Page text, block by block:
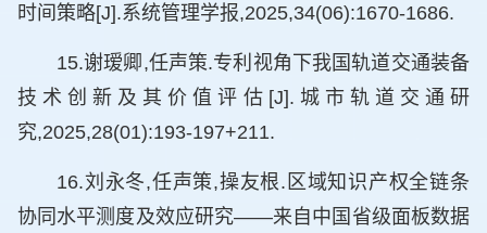
时间策略[J].系统管理学报,2025,34(06):1670-1686.
15.谢瑷卿,任声策.专利视角下我国轨道交通装备
技术创新及其价值评估[J].城市轨道交通研
究,2025,28(01):193-197+211.
16.刘永冬,任声策,操友根.区域知识产权全链条
协同水平测度及效应研究——来自中国省级面板数据